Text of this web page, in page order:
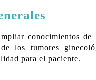
conocimientos de
los tumores
para el paciente.